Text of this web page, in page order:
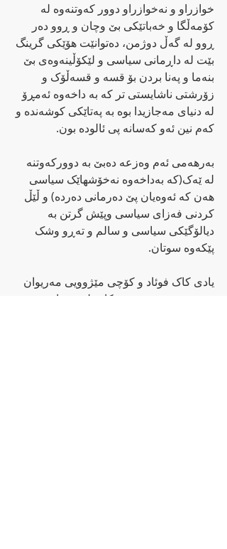
خوازراو و نەخوازراو دوور کەوتنەوە لە
کۆمەڵگا و خەباتێکی بێ وچان و ڕوو دەر
ڕوو لە گەڵ دوژمن، دەتوانێت ھۆێکی گرینگ
بێت لە داڕمانی سیاسی و لێکۆڵینەوەی بێ
بنەما و پەنا بردن بۆ قسە و قسەڵۆک و
زۆرشتی ناشایستی تر کە بە داخەوە ئەمڕۆ
لە دنیای مەجازیدا بوە بە پەتاێکی کوشەندە و
کەم نین ئەو کەسانە پی ئالودە بون.
بەرھەمی ئەم وەزعە دەبێ بە دوورکەوتنە
لە ێەک(کە بەداخەوە نەخۆشھاێک سیاسی
ھەن کە ئەوەیان پێ دەرمانی دەردە) و ڵێڵ
کردنی فەزای سیاسی وپێش گرتن بە
دیالۆگێکی سیاسی و سالم و تەڕو وشک
پێکەوە سوتان.
یادی کاک فوئاد و کۆچی مێژوویی مەریوان
ھەمیشە بەڕێزە و ھیچکات لە بیر ناچێت.